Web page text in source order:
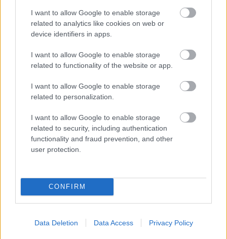
I want to allow Google to enable storage
related to analytics like cookies on web or
device identifiers in apps.
I want to allow Google to enable storage
related to functionality of the website or app.
I want to allow Google to enable storage
related to personalization.
I want to allow Google to enable storage
related to security, including authentication
functionality and fraud prevention, and other
user protection.
CONFIRM
Data Deletion Data Access Privacy Policy
bevallása szerint pontosan oda tart, hogy megölje
Cerseit, akinek Euron becses ajándékot ígér. Jon
pedig, amennyiben megkapja Sam üzenetét,
várhatóan minden további nélkül Sárkánykő felé
veszi, ahol egy hegynyi sárkányüveg található. Jorah
Mormont Fellegvárban raboskodik és egyre inkább
szüksége lenne arra az ellenszerre.